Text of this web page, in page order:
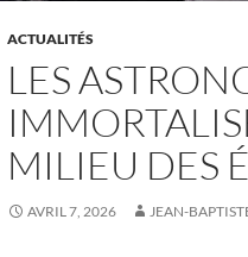
ACTUALITÉS
LES
MILIEU DES
AVRIL 7, 2026 JEAN-